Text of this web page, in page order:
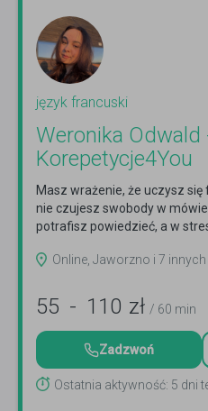
język francuski
Weronika Odwald
Korepetycje4You
Masz wrażenie, że uczysz się
nie czujesz swobody w
potrafisz powiedzieć, a w
Online, Jaworzno i 7 innych
55 - 110 zł / 60 min
Zadzwoń
Ostatnia aktywność: 5 dni